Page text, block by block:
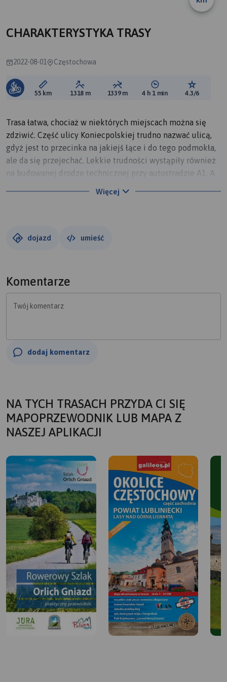
CHARAKTERYSTYKA TRASY
2022-08-01 Częstochowa
Długość trasy:
55 km Suma przewyższeń:
1318 m Suma spadków:
1339 m Średni czas potrzebny
4 h 1 min Ocena
4.3/6
Trasa łatwa, chociaż w niektórych miejscach można się
zdziwić. Część ulicy Koniecpolskiej trudno nazwać ulicą,
gdyż jest to przecinka na jakiejś łące i do tego podmokła,
ale da się przejechać. Lekkie trudności wystąpiły również
na budowanej drodze technicznej przy autostradzie A1. A
Konopkę po betonowych płytach. Niestety nie dało się
Więcej
dojazd umieść
Komentarze
Twój komentarz
dodaj komentarz
NA TYCH TRASACH PRZYDA CI SIĘ
MAPOPRZEWODNIK LUB MAPA Z
NASZEJ APLIKACJI